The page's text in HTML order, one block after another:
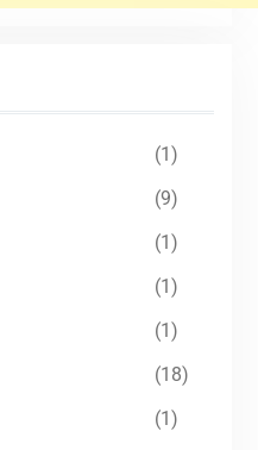
(1)
(9)
(1)
(1)
(1)
(18)
(1)